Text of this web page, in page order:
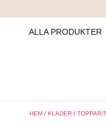
ALLA PRODUKTER
HEM / KLÄDER / TOPPAR/